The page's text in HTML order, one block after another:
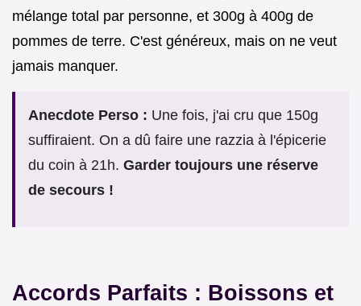
mélange total par personne, et 300g à 400g de
pommes de terre. C'est généreux, mais on ne veut
jamais manquer.
Anecdote Perso : Une fois, j'ai cru que 150g
suffiraient. On a dû faire une razzia à l'épicerie
du coin à 21h. Garder toujours une réserve
de secours !
Accords Parfaits : Boissons et